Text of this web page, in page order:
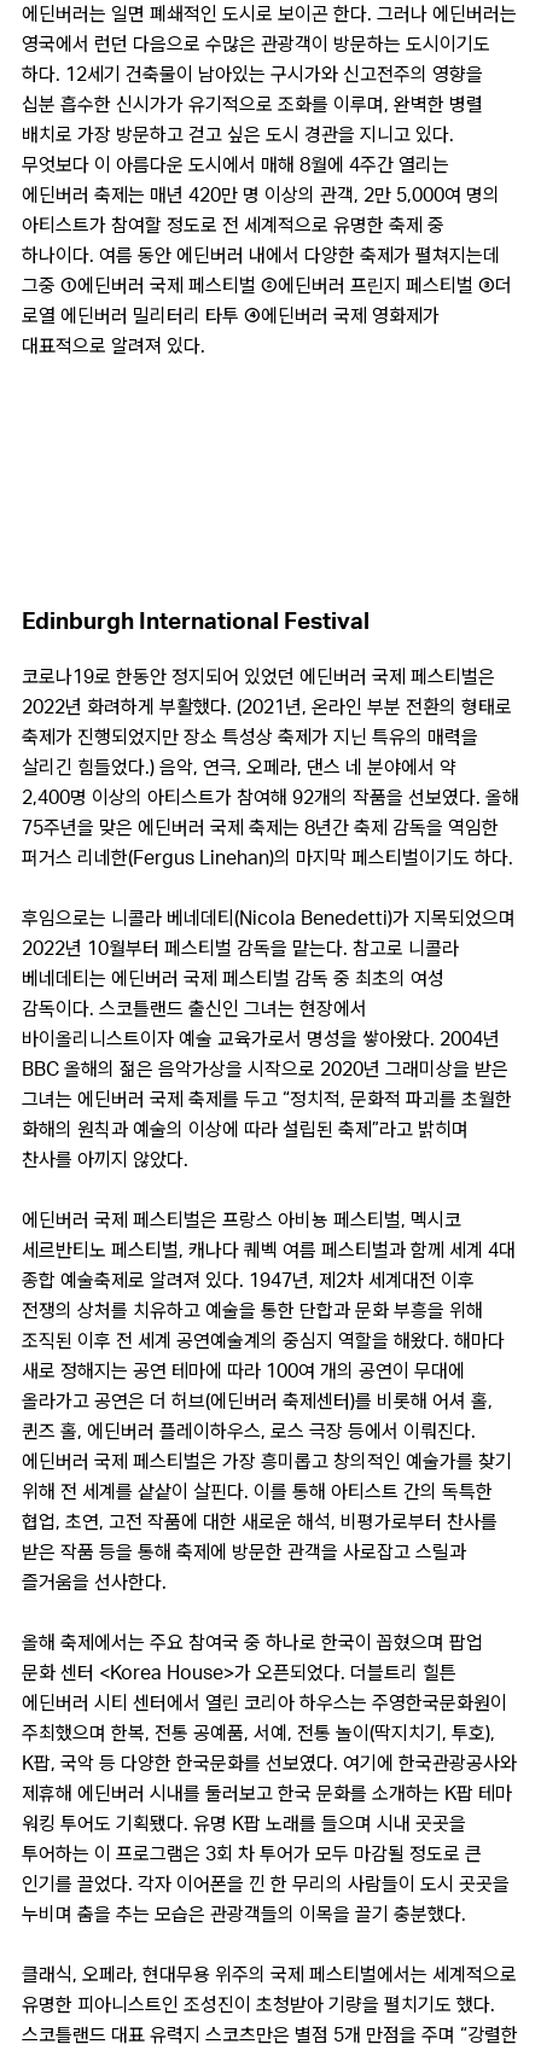
에딘버러는 일면 폐쇄적인 도시로 보이곤 한다. 그러나 에딘버러는
영국에서 런던 다음으로 수많은 관광객이 방문하는 도시이기도
하다. 12세기 건축물이 남아있는 구시가와 신고전주의 영향을
십분 흡수한 신시가가 유기적으로 조화를 이루며, 완벽한 병렬
배치로 가장 방문하고 걷고 싶은 도시 경관을 지니고 있다.
무엇보다 이 아름다운 도시에서 매해 8월에 4주간 열리는
에딘버러 축제는 매년 420만 명 이상의 관객, 2만 5,000여 명의
아티스트가 참여할 정도로 전 세계적으로 유명한 축제 중
하나이다. 여름 동안 에딘버러 내에서 다양한 축제가 펼쳐지는데
그중 ①에딘버러 국제 페스티벌 ②에딘버러 프린지 페스티벌 ③더
로열 에딘버러 밀리터리 타투 ④에딘버러 국제 영화제가
대표적으로 알려져 있다.
Edinburgh International Festival
코로나19로 한동안 정지되어 있었던 에딘버러 국제 페스티벌은
2022년 화려하게 부활했다. (2021년, 온라인 부분 전환의 형태로
축제가 진행되었지만 장소 특성상 축제가 지닌 특유의 매력을
살리긴 힘들었다.) 음악, 연극, 오페라, 댄스 네 분야에서 약
2,400명 이상의 아티스트가 참여해 92개의 작품을 선보였다. 올해
75주년을 맞은 에딘버러 국제 축제는 8년간 축제 감독을 역임한
퍼거스 리네한(Fergus Linehan)의 마지막 페스티벌이기도 하다.
후임으로는 니콜라 베네데티(Nicola Benedetti)가 지목되었으며
2022년 10월부터 페스티벌 감독을 맡는다. 참고로 니콜라
베네데티는 에딘버러 국제 페스티벌 감독 중 최초의 여성
감독이다. 스코틀랜드 출신인 그녀는 현장에서
바이올리니스트이자 예술 교육가로서 명성을 쌓아왔다. 2004년
BBC 올해의 젊은 음악가상을 시작으로 2020년 그래미상을 받은
그녀는 에딘버러 국제 축제를 두고 “정치적, 문화적 파괴를 초월한
화해의 원칙과 예술의 이상에 따라 설립된 축제”라고 밝히며
찬사를 아끼지 않았다.
에딘버러 국제 페스티벌은 프랑스 아비뇽 페스티벌, 멕시코
세르반티노 페스티벌, 캐나다 퀘벡 여름 페스티벌과 함께 세계 4대
종합 예술축제로 알려져 있다. 1947년, 제2차 세계대전 이후
전쟁의 상처를 치유하고 예술을 통한 단합과 문화 부흥을 위해
조직된 이후 전 세계 공연예술계의 중심지 역할을 해왔다. 해마다
새로 정해지는 공연 테마에 따라 100여 개의 공연이 무대에
올라가고 공연은 더 허브(에딘버러 축제센터)를 비롯해 어셔 홀,
퀸즈 홀, 에딘버러 플레이하우스, 로스 극장 등에서 이뤄진다.
에딘버러 국제 페스티벌은 가장 흥미롭고 창의적인 예술가를 찾기
위해 전 세계를 샅샅이 살핀다. 이를 통해 아티스트 간의 독특한
협업, 초연, 고전 작품에 대한 새로운 해석, 비평가로부터 찬사를
받은 작품 등을 통해 축제에 방문한 관객을 사로잡고 스릴과
즐거움을 선사한다.
올해 축제에서는 주요 참여국 중 하나로 한국이 꼽혔으며 팝업
문화 센터 <Korea House>가 오픈되었다. 더블트리 힐튼
에딘버러 시티 센터에서 열린 코리아 하우스는 주영한국문화원이
주최했으며 한복, 전통 공예품, 서예, 전통 놀이(딱지치기, 투호),
K팝, 국악 등 다양한 한국문화를 선보였다. 여기에 한국관광공사와
제휴해 에딘버러 시내를 둘러보고 한국 문화를 소개하는 K팝 테마
워킹 투어도 기획됐다. 유명 K팝 노래를 들으며 시내 곳곳을
투어하는 이 프로그램은 3회 차 투어가 모두 마감될 정도로 큰
인기를 끌었다. 각자 이어폰을 낀 한 무리의 사람들이 도시 곳곳을
누비며 춤을 추는 모습은 관광객들의 이목을 끌기 충분했다.
클래식, 오페라, 현대무용 위주의 국제 페스티벌에서는 세계적으로
유명한 피아니스트인 조성진이 초청받아 기량을 펼치기도 했다.
스코틀랜드 대표 유력지 스코츠만은 별점 5개 만점을 주며 “강렬한